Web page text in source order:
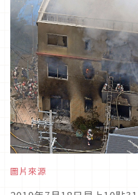
圖片來源